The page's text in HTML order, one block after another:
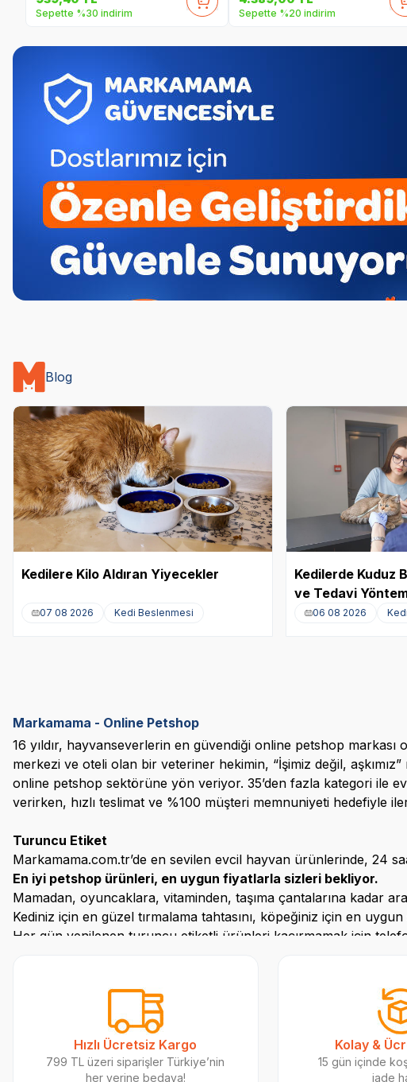
Sepette %30 indirim Sepette %20 indirim
Blog
Kedilere Kilo Aldıran Yiyecekler
07 08 2026 Kedi Beslenmesi
Kedilerde Kuduz
ve Tedavi
06 08 2026
Markamama - Online Petshop
16 yıldır, hayvanseverlerin en güvendiği online petshop markası
merkezi ve oteli olan bir veteriner hekimin, “İşimiz değil,
online petshop sektörüne yön veriyor. 35’den fazla kategori ile
verirken, hızlı teslimat ve %100 müşteri memnuniyeti hedefiyle
Turuncu Etiket
Markamama.com.tr’de en sevilen evcil hayvan ürünlerinde, 24
En iyi petshop ürünleri, en uygun fiyatlarla sizleri bekliyor.
Mamadan, oyuncaklara, vitaminden, taşıma çantalarına kadar
Kediniz için en güzel tırmalama tahtasını, köpeğiniz için en
Her gün yenilenen turuncu etiketli ürünleri kaçırmamak için
4 Ekim Hayvanları Koruma Günü
Sosyal
Sokaktaki dostlarımız için bir masaldan bir farkındalığa.
Markamama.com.tr olarak çocuklarımızda ve biz ebeveynlerde
isimli çocuk kitabını yayınlayarak sosyal sorumluluk projesini
animasyonunu da çocuklarımızın hayal dünyalarını
Hızlı Ücretsiz Kargo
799 TL üzeri siparişler Türkiye’nin
her yerine bedava!
Kolay &
15 gün içinde
iade